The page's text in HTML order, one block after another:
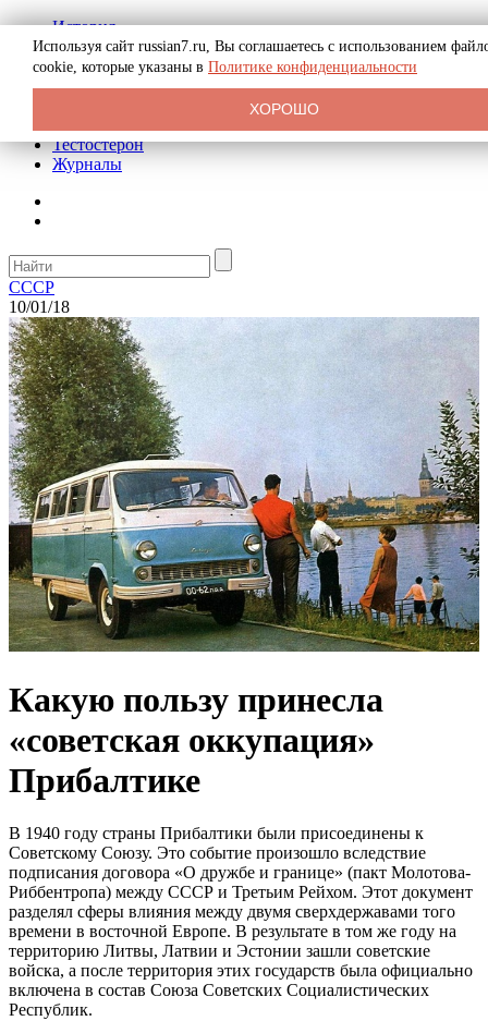
История
Биография
Криминал
Реклама на сайте
Тестостерон
Журналы
СССР
10/01/18
Какую пользу принесла
«советская оккупация»
Прибалтике
В 1940 году страны Прибалтики были присоединены к
Советскому Союзу. Это событие произошло вследствие
подписания договора «О дружбе и границе» (пакт Молотова-
Риббентропа) между СССР и Третьим Рейхом. Этот документ
разделял сферы влияния между двумя сверхдержавами того
времени в восточной Европе. В результате в том же году на
территорию Литвы, Латвии и Эстонии зашли советские
войска, а после территория этих государств была официально
включена в состав Союза Советских Социалистических
Республик.
Используя сайт russian7.ru, Вы соглашаетесь с использованием
cookie, которые указаны в Политике конфиденциальности
ХОРОШО